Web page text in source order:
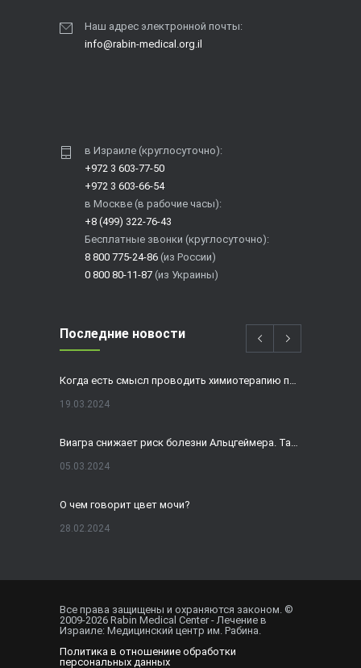
Наш адрес электронной почты:
info@rabin-medical.org.il
в Израиле (круглосуточно):
+972 3 603-77-50
+972 3 603-66-54
в Москве (в рабочие часы):
+8 (499) 322-76-43
Бесплатные звонки (круглосуточно):
8 800 775-24-86 (из России)
0 800 80-11-87 (из Украины)
Последние новости
Когда есть смысл проводить химиотерапию при раке толстой кишки?
19.03.2024
Виагра снижает риск болезни Альцгеймера. Так ли это?
05.03.2024
О чем говорит цвет мочи?
28.02.2024
01.02.2024
Все права защищены и охраняются законом. ©
2009-2026 Rabin Medical Center - Лечение в
Израиле: Медицинский центр им. Рабина.
Политика в отношениие обработки
персональных данных